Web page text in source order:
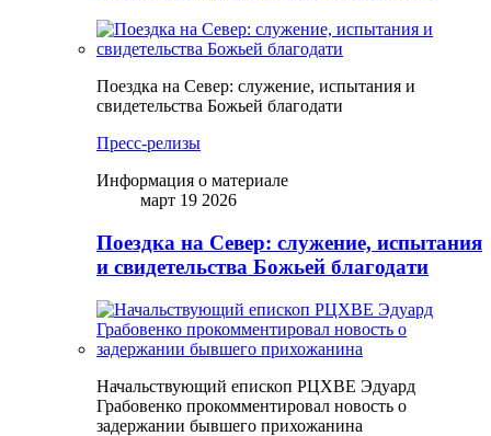
Поездка на Север: служение, испытания и
свидетельства Божьей благодати
Пресс-релизы
Информация о материале
март 19 2026
Поездка на Север: служение, испытания
и свидетельства Божьей благодати
Начальствующий епископ РЦХВЕ Эдуард
Грабовенко прокомментировал новость о
задержании бывшего прихожанина